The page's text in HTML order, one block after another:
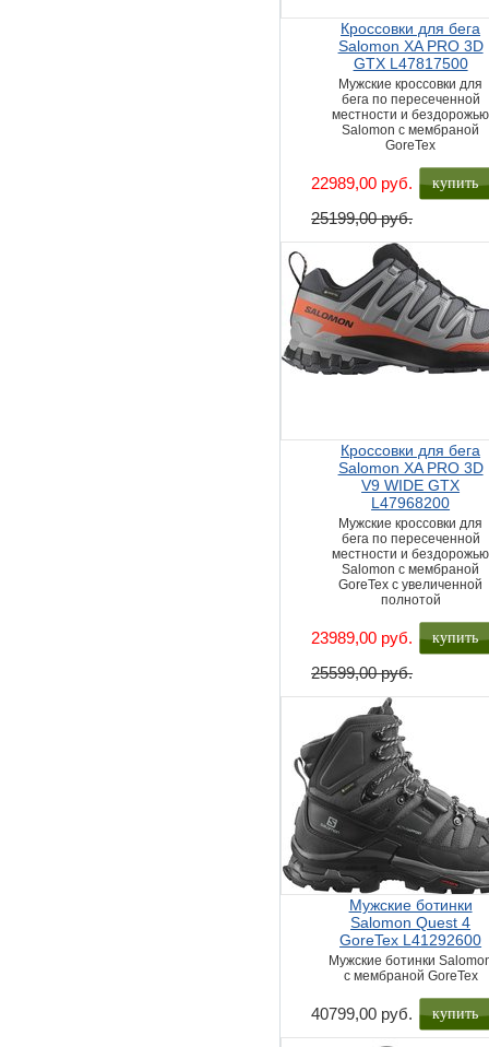
Кроссовки для бега
Salomon XA PRO 3D
GTX L47817500
Мужские кроссовки для
бега по пересеченной
местности и бездорожью
Salomon с мембраной
GoreTex
22989,00 руб.
25199,00 руб.
купить
Кроссовки для бега
Salomon XA PRO 3D
V9 WIDE GTX
L47968200
Мужские кроссовки для
бега по пересеченной
местности и бездорожью
Salomon с мембраной
GoreTex с увеличенной
полнотой
23989,00 руб.
25599,00 руб.
купить
Мужские ботинки
Salomon Quest 4
GoreTex L41292600
Мужские ботинки
с мембраной GoreTex
40799,00 руб. купить